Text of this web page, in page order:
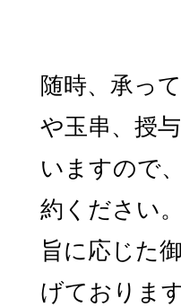
随時、承っ
や玉串、授
いますので
約ください
旨に応じた
げておりま